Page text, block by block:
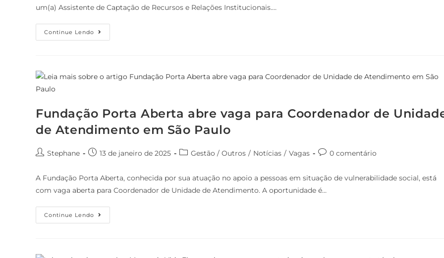
um(a) Assistente de Captação de Recursos e Relações Institucionais.…
Continue Lendo
Fundação Porta Aberta abre vaga para Coordenador de
de Atendimento em São Paulo
Stephane 13 de janeiro de 2025 Gestão / Outros / Notícias / Vagas 0 comentário
A Fundação Porta Aberta, conhecida por sua atuação no apoio a pessoas em situação de vulnerabilidade social, está
com vaga aberta para Coordenador de Unidade de Atendimento. A oportunidade é…
Continue Lendo